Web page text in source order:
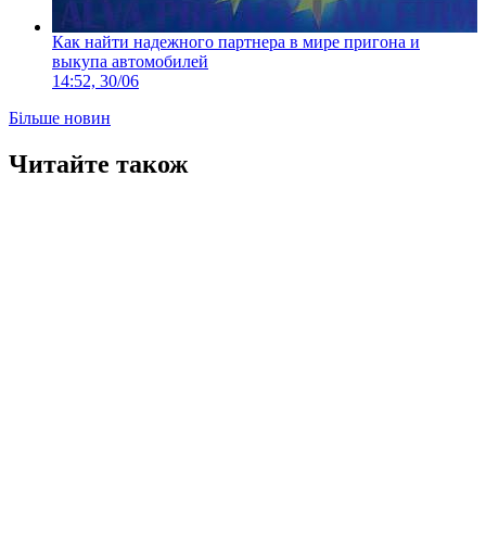
Как найти надежного партнера в мире пригона и
выкупа автомобилей
14:52, 30/06
Більше новин
Читайте також